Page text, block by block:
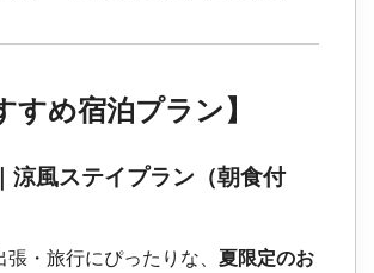
すめ宿泊プラン】
涼風ステイプラン（朝食付
・旅行にぴったりな、 夏限定のお